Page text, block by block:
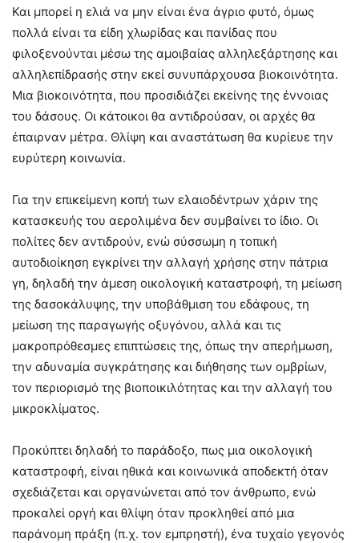
Και μπορεί η ελιά να μην είναι ένα άγριο φυτό, όμως
πολλά είναι τα είδη χλωρίδας και πανίδας που
φιλοξενούνται μέσω της αμοιβαίας αλληλεξάρτησης και
αλληλεπίδρασής στην εκεί συνυπάρχουσα βιοκοινότητα.
Μια βιοκοινότητα, που προσιδιάζει εκείνης της έννοιας
του δάσους. Οι κάτοικοι θα αντιδρούσαν, οι αρχές θα
έπαιρναν μέτρα. Θλίψη και αναστάτωση θα κυρίευε την
ευρύτερη κοινωνία.
Για την επικείμενη κοπή των ελαιοδέντρων χάριν της
κατασκευής του αερολιμένα δεν συμβαίνει το ίδιο. Οι
πολίτες δεν αντιδρούν, ενώ σύσσωμη η τοπική
αυτοδιοίκηση εγκρίνει την αλλαγή χρήσης στην πάτρια
γη, δηλαδή την άμεση οικολογική καταστροφή, τη μείωση
της δασοκάλυψης, την υποβάθμιση του εδάφους, τη
μείωση της παραγωγής οξυγόνου, αλλά και τις
μακροπρόθεσμες επιπτώσεις της, όπως την απερήμωση,
την αδυναμία συγκράτησης και διήθησης των ομβρίων,
τον περιορισμό της βιοποικιλότητας και την αλλαγή του
μικροκλίματος.
Προκύπτει δηλαδή το παράδοξο, πως μια οικολογική
καταστροφή, είναι ηθικά και κοινωνικά αποδεκτή όταν
σχεδιάζεται και οργανώνεται από τον άνθρωπο, ενώ
προκαλεί οργή και θλίψη όταν προκληθεί από μια
παράνομη πράξη (π.χ. τον εμπρηστή), ένα τυχαίο γεγονός